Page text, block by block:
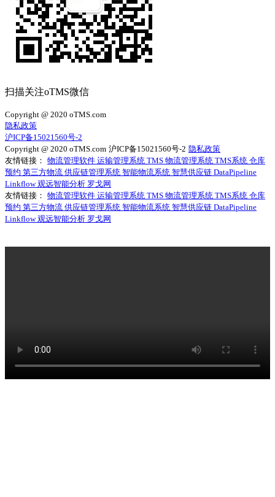
扫描关注oTMS微信
Copyright @ 2020 oTMS.com
隐私政策
沪ICP备15021560号-2
Copyright @ 2020 oTMS.com 沪ICP备15021560号-2 隐私政策
友情链接： 物流管理软件 运输管理系统 TMS 物流管理系统 TMS系统 仓库
预约 第三方物流 供应链管理系统 智能物流系统 智慧供应链 DataPipeline
Linkflow观远智能分析 罗戈网
友情链接： 物流管理软件 运输管理系统 TMS 物流管理系统 TMS系统 仓库
预约 第三方物流 供应链管理系统 智能物流系统 智慧供应链 DataPipeline
Linkflow观远智能分析 罗戈网